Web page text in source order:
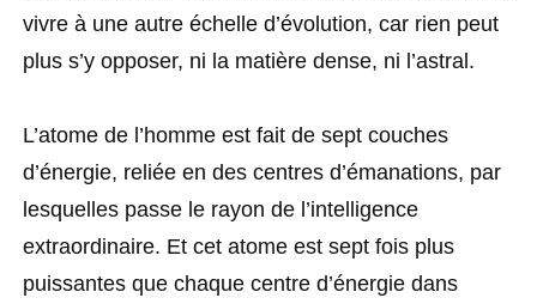
vivre à une autre échelle d’évolution, car rien peut
plus s’y opposer, ni la matière dense, ni l’astral.
L’atome de l’homme est fait de sept couches
d’énergie, reliée en des centres d’émanations, par
lesquelles passe le rayon de l’intelligence
extraordinaire. Et cet atome est sept fois plus
puissantes que chaque centre d’énergie dans